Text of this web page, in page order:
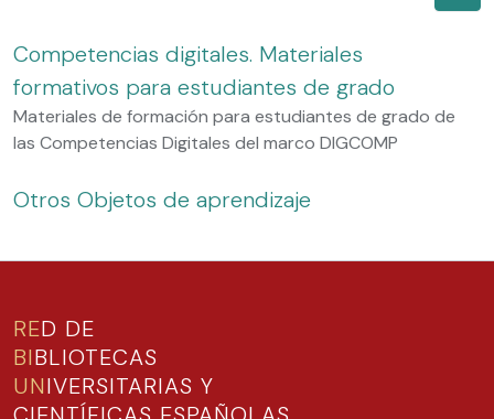
Competencias digitales. Materiales
formativos para estudiantes de grado
Materiales de formación para estudiantes de grado de
las Competencias Digitales del marco DIGCOMP
Otros Objetos de aprendizaje
RED DE
BIBLIOTECAS
UNIVERSITARIAS Y